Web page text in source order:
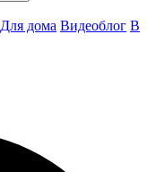
Для дома Видеоблог В